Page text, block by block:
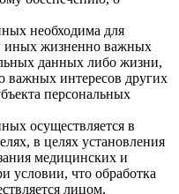
необходима для
иных жизненно важных
данных либо жизни,
важных интересов других
персональных
осуществляется в
в целях установления
медицинских и
условии, что обработка
лицом,